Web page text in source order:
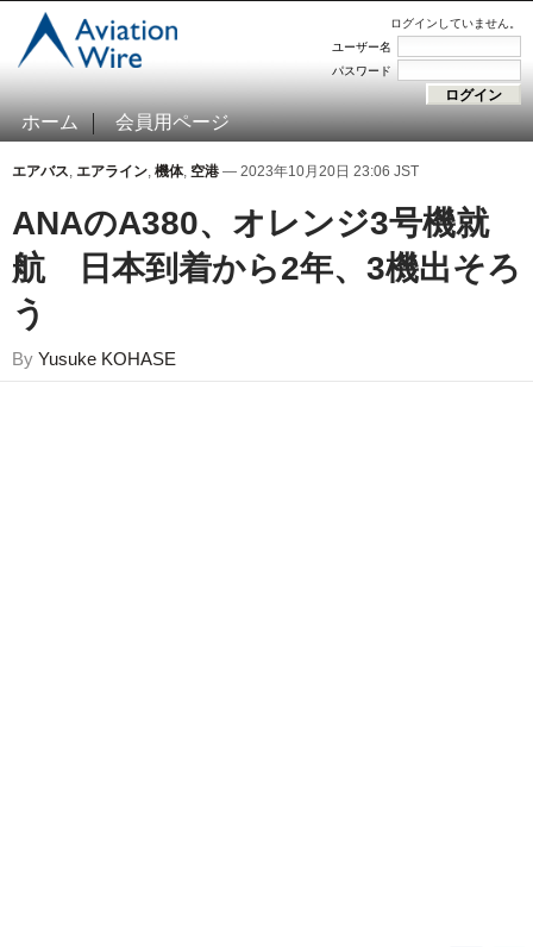
ログインしていません。
ユーザー名
パスワード
ホーム 会員用ページ
エアバス, エアライン, 機体, 空港 — 2023年10月20日 23:06 JST
ANAのA380、オレンジ3号機就
航 日本到着から2年、3機出そろ
う
By Yusuke KOHASE